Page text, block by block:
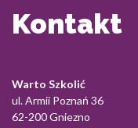
Kontakt
Warto Szkolić
ul. Armii Poznań 36
62-200 Gniezno